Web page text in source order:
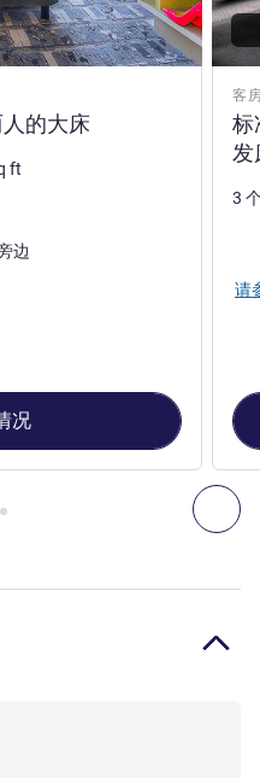
下
，配备可睡一至两人的大
的大床
ft
院旁边
况
客
标
发
3
请